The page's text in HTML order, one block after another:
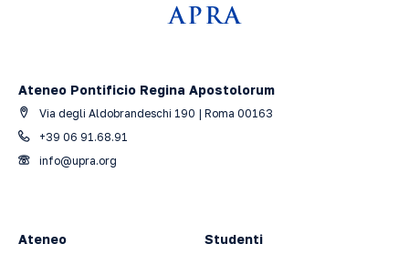
Ateneo Pontificio Regina Apostolorum
Via degli Aldobrandeschi 190 | Roma 00163
+39 06 91.68.91
info@upra.org
Ateneo Studenti